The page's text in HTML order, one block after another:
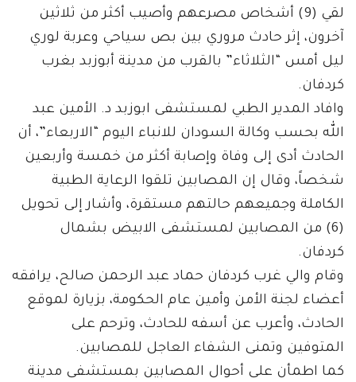
لقي (9) أشخاص مصرعهم وأصيب أكثر من ثلاثين
آخرون، إثر حادث مروري بين بص سياحي وعربة لوري
ليل أمس “الثلاثاء” بالقرب من مدينة أبوزبد بغرب
كردفان.
وافاد المدير الطبي لمستشفى ابوزبد د. الأمين عبد
الله بحسب وكالة السودان للانباء اليوم “الاربعاء”، أن
الحادث أدى إلى وفاة وإصابة أكثر من خمسة وأربعين
شخصاً، وقال إن المصابين تلقوا الرعاية الطبية
الكاملة وجميعهم حالتهم مستقرة، وأشار إلى تحويل
(6) من المصابين لمستشفى الابيض بشمال
كردفان.
وقام والي غرب كردفان حماد عبد الرحمن صالح، يرافقه
أعضاء لجنة الأمن وأمين عام الحكومة، بزيارة لموقع
الحادث، وأعرب عن أسفه للحادث، وترحم على
المتوفين وتمنى الشفاء العاجل للمصابين.
كما اطمأن على أحوال المصابين بمستشفى مدينة